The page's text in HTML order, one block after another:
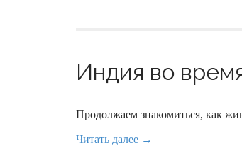
Индия во
Продолжаем знакомиться, как
Читать далее →